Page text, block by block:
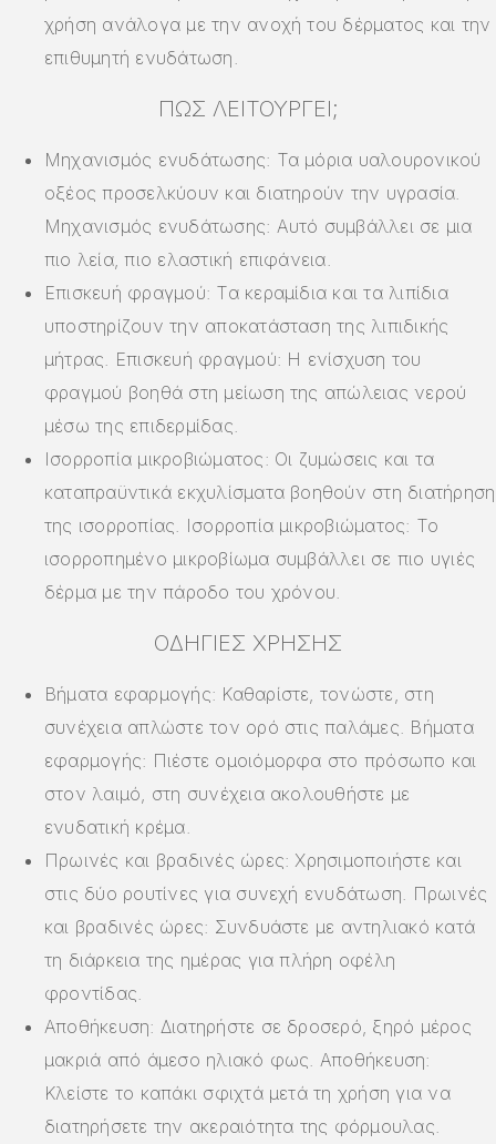
χρήση ανάλογα με την ανοχή του δέρματος και την
επιθυμητή ενυδάτωση.
ΠΏΣ ΛΕΙΤΟΥΡΓΕΊ;
Μηχανισμός ενυδάτωσης: Τα μόρια υαλουρονικού
οξέος προσελκύουν και διατηρούν την υγρασία.
Μηχανισμός ενυδάτωσης: Αυτό συμβάλλει σε μια
πιο λεία, πιο ελαστική επιφάνεια.
Επισκευή φραγμού: Τα κεραμίδια και τα λιπίδια
υποστηρίζουν την αποκατάσταση της λιπιδικής
μήτρας. Επισκευή φραγμού: Η ενίσχυση του
φραγμού βοηθά στη μείωση της απώλειας νερού
μέσω της επιδερμίδας.
Ισορροπία μικροβιώματος: Οι ζυμώσεις και τα
καταπραϋντικά εκχυλίσματα βοηθούν στη διατήρηση
της ισορροπίας. Ισορροπία μικροβιώματος: Το
ισορροπημένο μικροβίωμα συμβάλλει σε πιο υγιές
δέρμα με την πάροδο του χρόνου.
ΟΔΗΓΊΕΣ ΧΡΉΣΗΣ
Βήματα εφαρμογής: Καθαρίστε, τονώστε, στη
συνέχεια απλώστε τον ορό στις παλάμες. Βήματα
εφαρμογής: Πιέστε ομοιόμορφα στο πρόσωπο και
στον λαιμό, στη συνέχεια ακολουθήστε με
ενυδατική κρέμα.
Πρωινές και βραδινές ώρες: Χρησιμοποιήστε και
στις δύο ρουτίνες για συνεχή ενυδάτωση. Πρωινές
και βραδινές ώρες: Συνδυάστε με αντηλιακό κατά
τη διάρκεια της ημέρας για πλήρη οφέλη
φροντίδας.
Αποθήκευση: Διατηρήστε σε δροσερό, ξηρό μέρος
μακριά από άμεσο ηλιακό φως. Αποθήκευση:
Κλείστε το καπάκι σφιχτά μετά τη χρήση για να
διατηρήσετε την ακεραιότητα της φόρμουλας.